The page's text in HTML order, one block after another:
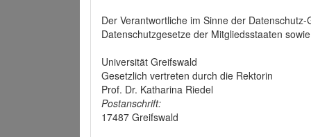
Der Verantwortliche im Sinne der
Datenschutzgesetze der Mitgliedsstaaten
Universität Greifswald
Gesetzlich vertreten durch die Rektorin
Prof. Dr. Katharina Riedel
Postanschrift:
17487 Greifswald